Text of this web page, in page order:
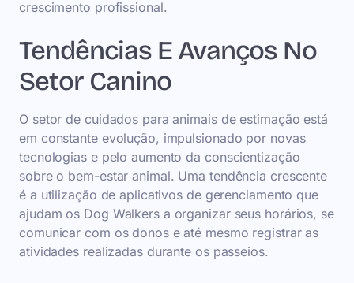
crescimento profissional.
Tendências E Avanços No
Setor Canino
O setor de cuidados para animais de estimação está
em constante evolução, impulsionado por novas
tecnologias e pelo aumento da conscientização
sobre o bem-estar animal. Uma tendência crescente
é a utilização de aplicativos de gerenciamento que
ajudam os Dog Walkers a organizar seus horários, se
comunicar com os donos e até mesmo registrar as
atividades realizadas durante os passeios.